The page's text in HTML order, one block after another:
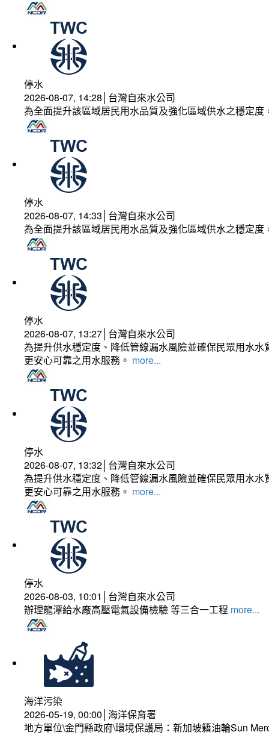
停水
2026-08-07, 14:28│台灣自來水公司
為全面提升該區域居民用水品質及強化區域供水之穩定
停水
2026-08-07, 14:33│台灣自來水公司
為全面提升該區域居民用水品質及強化區域供水之穩定
停水
2026-08-07, 13:27│台灣自來水公司
為提升供水穩定度、降低管線漏水風險並確保民眾用水
更安心可靠之用水服務。 more...
停水
2026-08-07, 13:32│台灣自來水公司
為提升供水穩定度、降低管線漏水風險並確保民眾用水
更安心可靠之用水服務。 more...
停水
2026-08-03, 10:01│台灣自來水公司
辦理龍潭給水廠高壓電氣設備檢驗 等三合一工程 more...
海洋污染
2026-05-19, 00:00│海洋保育署
地方單位\金門縣政府\環境保護局：新加坡籍油輪Sun